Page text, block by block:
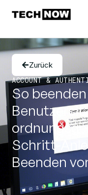
Zurück
ACCOUNT &
So
Schritt-
Beenden